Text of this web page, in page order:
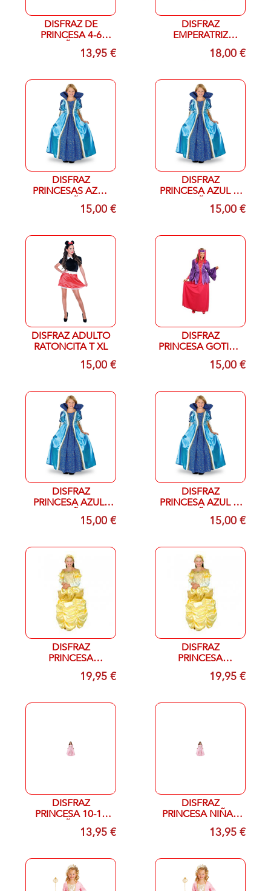
DISFRAZ DE
PRINCESA 4-6
AÑOS13,95 €
DISFRAZ
EMPERATRIZ
ROMA-NA18,00 €
DISFRAZ
PRINCESAS AZUL
7-9 AÑOS15,00 €
DISFRAZ
PRINCESA AZUL 3-
4 AÑOS15,00 €
DISFRAZ ADULTO
RATONCITA T XL
15,00 €
DISFRAZ
PRINCESA GOTICA
T UNICA15,00 €
DISFRAZ
PRINCESA AZULT
5-6 AÑOS15,00 €
DISFRAZ
PRINCESA AZUL 1-
2 AÑOS15,00 €
DISFRAZ
PRINCESA
ROCOCO 7-9
AÑOS19,95 €
DISFRAZ
PRINCESA
ROCOCO 10-12
AÑOS19,95 €
DISFRAZ
PRINCESA 10-12
AÑOS13,95 €
DISFRAZ
PRINCESA NIÑAS
13,95 €